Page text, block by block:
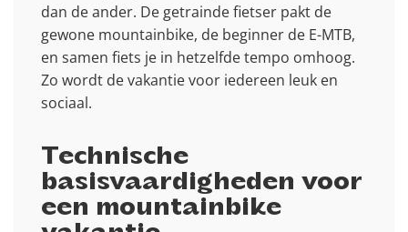
dan de ander. De getrainde fietser pakt de
gewone mountainbike, de beginner de E-MTB,
en samen fiets je in hetzelfde tempo omhoog.
Zo wordt de vakantie voor iedereen leuk en
sociaal.
Technische
basisvaardigheden voor
een mountainbike